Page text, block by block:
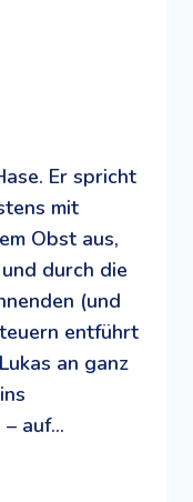
Er spricht
mit
Obst aus,
durch die
(und
entführt
an ganz
– auf…